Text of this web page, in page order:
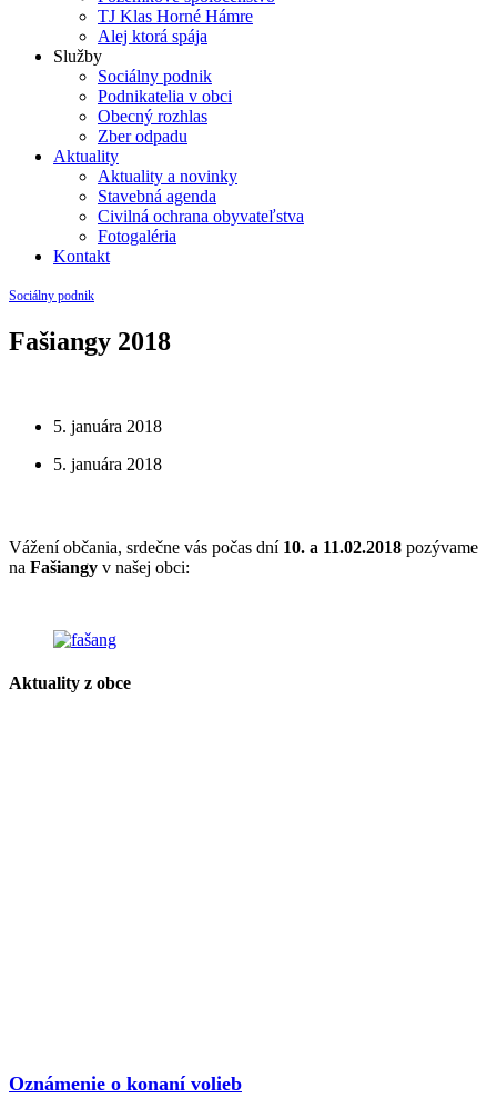
TJ Klas Horné Hámre
Alej ktorá spája
Služby
Sociálny podnik
Podnikatelia v obci
Obecný rozhlas
Zber odpadu
Aktuality
Aktuality a novinky
Stavebná agenda
Civilná ochrana obyvateľstva
Fotogaléria
Kontakt
Sociálny podnik
Fašiangy 2018
5. januára 2018
5. januára 2018
Vážení občania, srdečne vás počas dní 10. a 11.02.2018 pozývame
na Fašiangy v našej obci:
Aktuality z obce
Oznámenie o konaní volieb